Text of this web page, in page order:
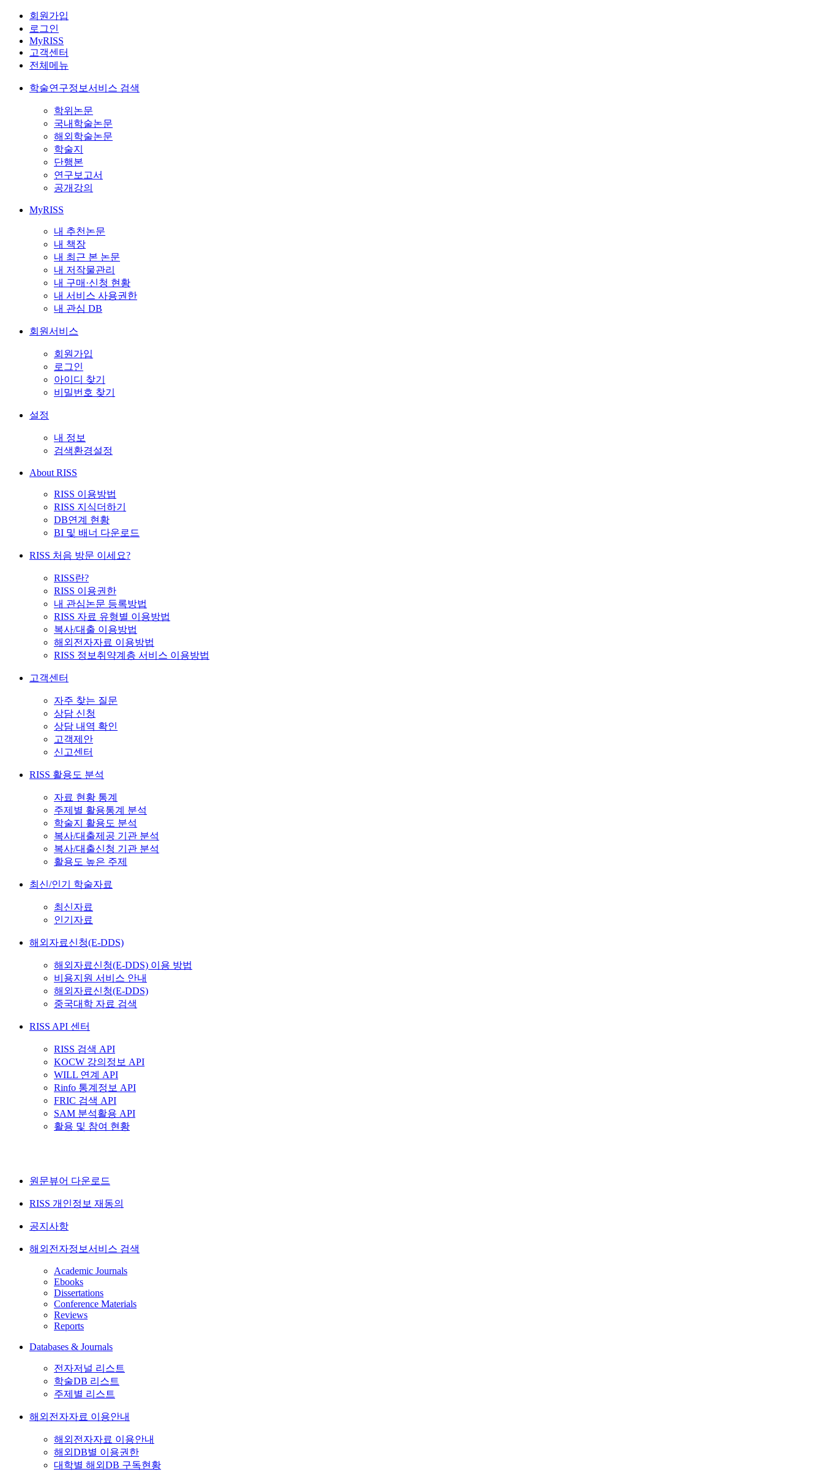
회원가입
로그인
MyRISS
고객센터
전체메뉴
학술연구정보서비스 검색
학위논문
국내학술논문
해외학술논문
학술지
단행본
연구보고서
공개강의
MyRISS
내 추천논문
내 책장
내 최근 본 논문
내 저작물관리
내 구매·신청 현황
내 서비스 사용권한
내 관심 DB
회원서비스
회원가입
로그인
아이디 찾기
비밀번호 찾기
설정
내 정보
검색환경설정
About RISS
RISS 이용방법
RISS 지식더하기
DB연계 현황
BI 및 배너 다운로드
RISS 처음 방문 이세요?
RISS란?
RISS 이용권한
내 관심논문 등록방법
RISS 자료 유형별 이용방법
복사/대출 이용방법
해외전자자료 이용방법
RISS 정보취약계층 서비스 이용방법
고객센터
자주 찾는 질문
상담 신청
상담 내역 확인
고객제안
신고센터
RISS 활용도 분석
자료 현황 통계
주제별 활용통계 분석
학술지 활용도 분석
복사/대출제공 기관 분석
복사/대출신청 기관 분석
활용도 높은 주제
최신/인기 학술자료
최신자료
인기자료
해외자료신청(E-DDS)
해외자료신청(E-DDS) 이용 방법
비용지원 서비스 안내
해외자료신청(E-DDS)
중국대학 자료 검색
RISS API 센터
RISS 검색 API
KOCW 강의정보 API
WILL 연계 API
Rinfo 통계정보 API
FRIC 검색 API
SAM 분석활용 API
활용 및 참여 현황
원문뷰어 다운로드
RISS 개인정보 재동의
공지사항
해외전자정보서비스 검색
Academic Journals
Ebooks
Dissertations
Conference Materials
Reviews
Reports
Databases & Journals
전자저널 리스트
학술DB 리스트
주제별 리스트
해외전자자료 이용안내
해외전자자료 이용안내
해외DB별 이용권한
대학별 해외DB 구독현황